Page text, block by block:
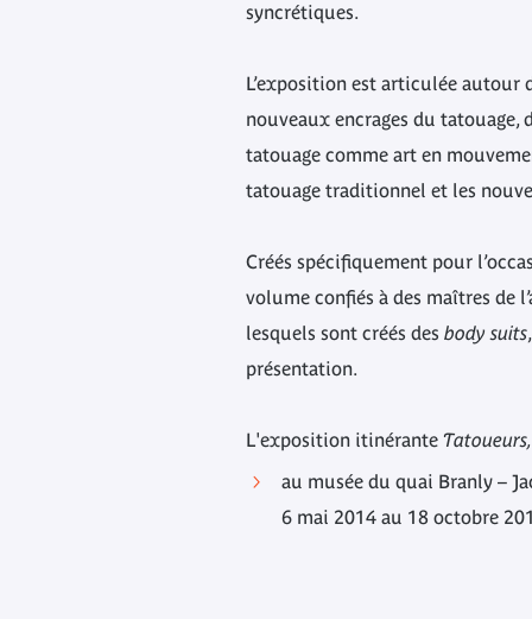
syncrétiques.
L’exposition est articulée autour
nouveaux encrages du tatouage,
tatouage comme art en
tatouage traditionnel et les
Créés spécifiquement pour
volume confiés à des maîtres de
lesquels sont créés des body suits
présentation.
L'exposition itinérante
au musée du quai Branly –
6 mai 2014 au 18 octobre